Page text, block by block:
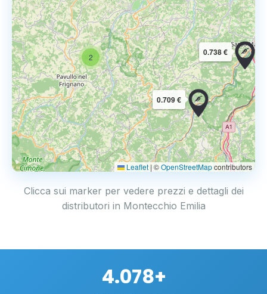
2
0.709 €
0.738 €
Leaflet | ©OpenStreetMapcontributors
Clicca sui marker per vedere prezzi e dettagli dei
distributori in Montecchio Emilia
4.078+